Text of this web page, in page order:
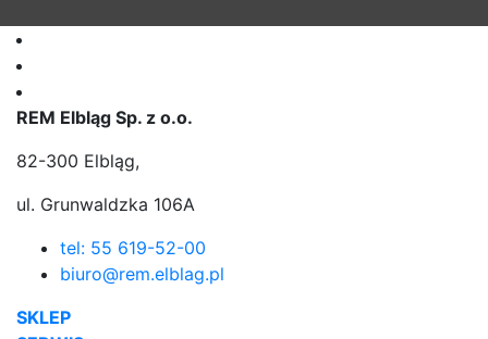
REM Elbląg Sp. z o.o.
82-300 Elbląg,
ul. Grunwaldzka 106A
tel: 55 619-52-00
biuro@rem.elblag.pl
SKLEP